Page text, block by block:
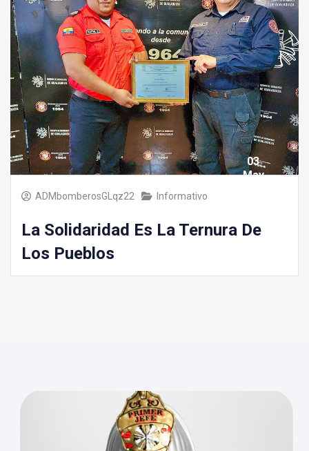
ADMbomberosGLqz22 Informativo
03
May
La Solidaridad Es La Ternura De
Los Pueblos